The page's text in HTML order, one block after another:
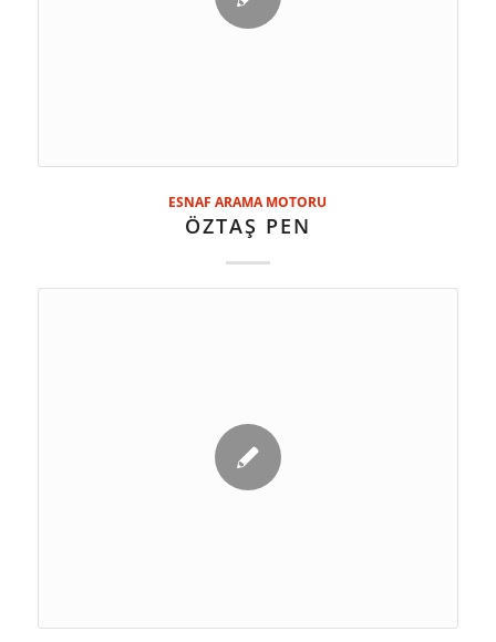
ESNAF ARAMA MOTORU
ÖZTAŞ PEN